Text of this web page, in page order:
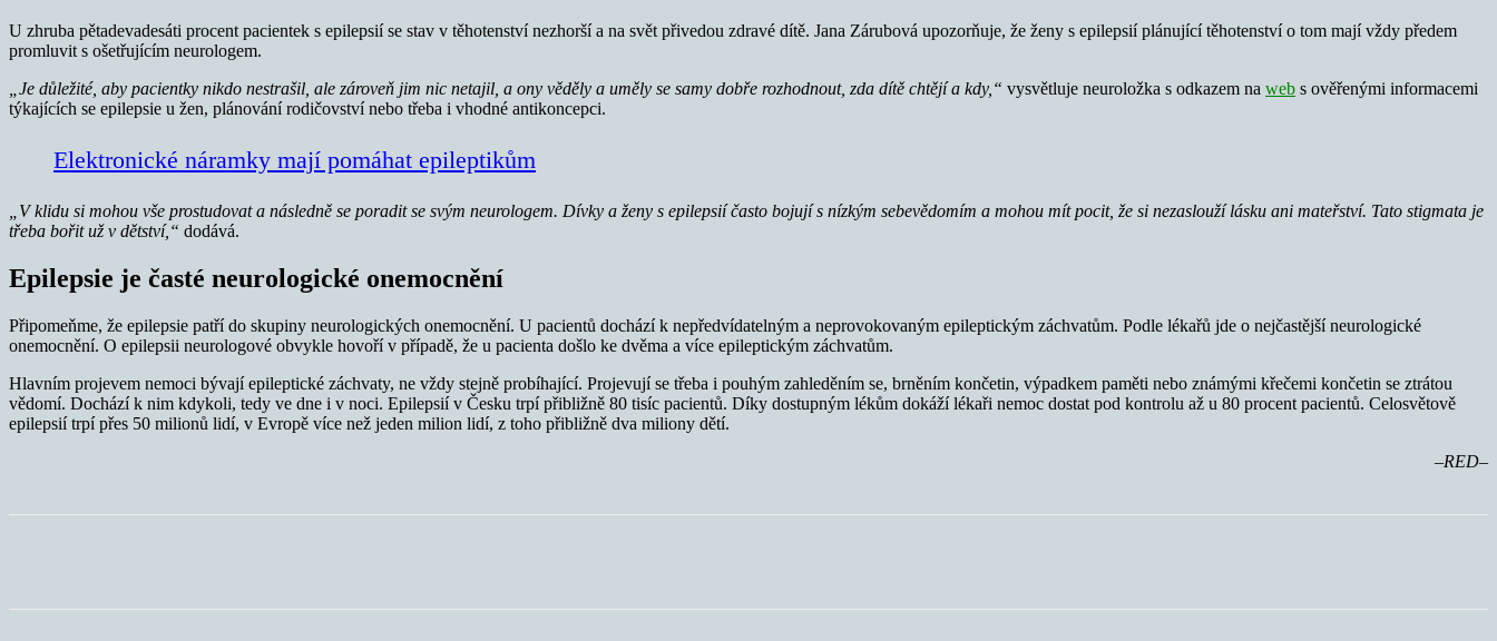
U zhruba pětadevadesáti procent pacientek s epilepsií se stav v těhotenství nezhorší a na svět přivedou zdravé dítě. Jana Zárubová upozorňuje, že ženy s epilepsií plánující těhotenství o tom mají vždy předem
promluvit s ošetřujícím neurologem.
„Je důležité, aby pacientky nikdo nestrašil, ale zároveň jim nic netajil, a ony věděly a uměly se samy dobře rozhodnout, zda dítě chtějí a kdy,“ vysvětluje neuroložka s odkazem na web s ověřenými informacemi
týkajících se epilepsie u žen, plánování rodičovství nebo třeba i vhodné antikoncepci.
Elektronické náramky mají pomáhat epileptikům
„V klidu si mohou vše prostudovat a následně se poradit se svým neurologem. Dívky a ženy s epilepsií často bojují s nízkým sebevědomím a mohou mít pocit, že si nezaslouží lásku ani mateřství. Tato stigmata je
třeba bořit už v dětství,“ dodává.
Epilepsie je časté neurologické onemocnění
Připomeňme, že epilepsie patří do skupiny neurologických onemocnění. U pacientů dochází k nepředvídatelným a neprovokovaným epileptickým záchvatům. Podle lékařů jde o nejčastější neurologické
onemocnění. O epilepsii neurologové obvykle hovoří v případě, že u pacienta došlo ke dvěma a více epileptickým záchvatům.
Hlavním projevem nemoci bývají epileptické záchvaty, ne vždy stejně probíhající. Projevují se třeba i pouhým zahleděním se, brněním končetin, výpadkem paměti nebo známými křečemi končetin se ztrátou
vědomí. Dochází k nim kdykoli, tedy ve dne i v noci. Epilepsií v Česku trpí přibližně 80 tisíc pacientů. Díky dostupným lékům dokáží lékaři nemoc dostat pod kontrolu až u 80 procent pacientů. Celosvětově
epilepsií trpí přes 50 milionů lidí, v Evropě více než jeden milion lidí, z toho přibližně dva miliony dětí.
–RED–